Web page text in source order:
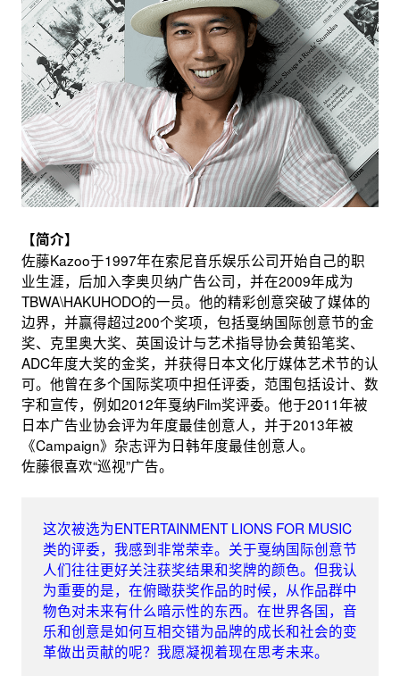
【简介】
佐藤Kazoo于1997年在索尼音乐娱乐公司开始自己的职
业生涯，后加入李奥贝纳广告公司，并在2009年成为
TBWA\HAKUHODO的一员。他的精彩创意突破了媒体的
边界，并赢得超过200个奖项，包括戛纳国际创意节的金
奖、克里奥大奖、英国设计与艺术指导协会黄铅笔奖、
ADC年度大奖的金奖，并获得日本文化厅媒体艺术节的认
可。他曾在多个国际奖项中担任评委，范围包括设计、数
字和宣传，例如2012年戛纳Film奖评委。他于2011年被
日本广告业协会评为年度最佳创意人，并于2013年被
《Campaign》杂志评为日韩年度最佳创意人。
佐藤很喜欢“巡视”广告。
这次被选为ENTERTAINMENT LIONS FOR MUSIC
类的评委，我感到非常荣幸。关于戛纳国际创意节
人们往往更好关注获奖结果和奖牌的颜色。但我认
为重要的是，在俯瞰获奖作品的时候，从作品群中
物色对未来有什么暗示性的东西。在世界各国，音
乐和创意是如何互相交错为品牌的成长和社会的变
革做出贡献的呢？我愿凝视着现在思考未来。